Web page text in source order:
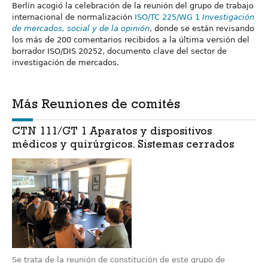
Berlín acogió la celebración de la reunión del grupo de trabajo
internacional de normalización ISO/TC 225/WG 1 Investigación
de mercados, social y de la opinión, donde se están revisando
los más de 200 comentarios recibidos a la última versión del
borrador ISO/DIS 20252, documento clave del sector de
investigación de mercados.
Más Reuniones de comités
CTN 111/GT 1 Aparatos y dispositivos
médicos y quirúrgicos. Sistemas cerrados
Se trata de la reunión de constitución de este grupo de